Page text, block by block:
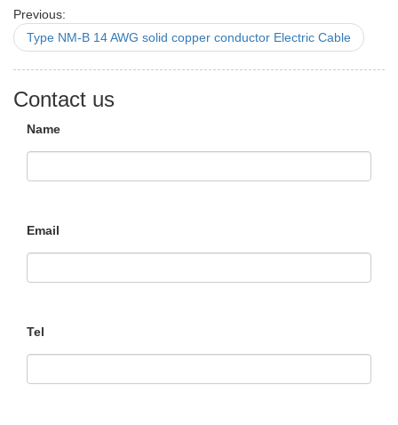
Previous:
Type NM-B 14 AWG solid copper conductor Electric Cable
Contact us
Name
Email
Tel